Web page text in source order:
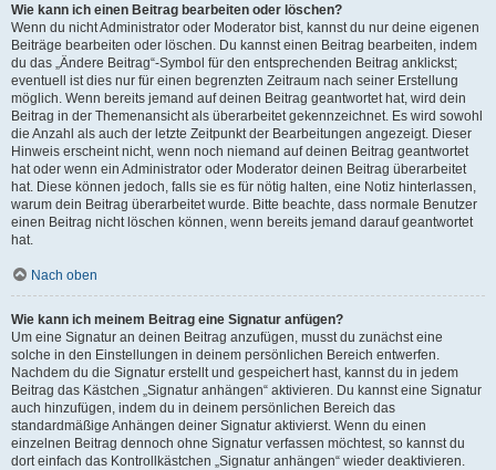
Wie kann ich einen Beitrag bearbeiten oder löschen?
Wenn du nicht Administrator oder Moderator bist, kannst du nur deine eigenen
Beiträge bearbeiten oder löschen. Du kannst einen Beitrag bearbeiten, indem
du das „Ändere Beitrag“-Symbol für den entsprechenden Beitrag anklickst;
eventuell ist dies nur für einen begrenzten Zeitraum nach seiner Erstellung
möglich. Wenn bereits jemand auf deinen Beitrag geantwortet hat, wird dein
Beitrag in der Themenansicht als überarbeitet gekennzeichnet. Es wird sowohl
die Anzahl als auch der letzte Zeitpunkt der Bearbeitungen angezeigt. Dieser
Hinweis erscheint nicht, wenn noch niemand auf deinen Beitrag geantwortet
hat oder wenn ein Administrator oder Moderator deinen Beitrag überarbeitet
hat. Diese können jedoch, falls sie es für nötig halten, eine Notiz hinterlassen,
warum dein Beitrag überarbeitet wurde. Bitte beachte, dass normale Benutzer
einen Beitrag nicht löschen können, wenn bereits jemand darauf geantwortet
hat.
Nach oben
Wie kann ich meinem Beitrag eine Signatur anfügen?
Um eine Signatur an deinen Beitrag anzufügen, musst du zunächst eine
solche in den Einstellungen in deinem persönlichen Bereich entwerfen.
Nachdem du die Signatur erstellt und gespeichert hast, kannst du in jedem
Beitrag das Kästchen „Signatur anhängen“ aktivieren. Du kannst eine Signatur
auch hinzufügen, indem du in deinem persönlichen Bereich das
standardmäßige Anhängen deiner Signatur aktivierst. Wenn du einen
einzelnen Beitrag dennoch ohne Signatur verfassen möchtest, so kannst du
dort einfach das Kontrollkästchen „Signatur anhängen“ wieder deaktivieren.